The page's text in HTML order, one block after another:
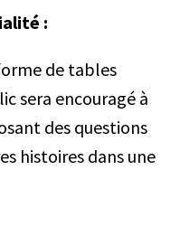
:
de tables
sera encouragé à
des questions
histoires dans une